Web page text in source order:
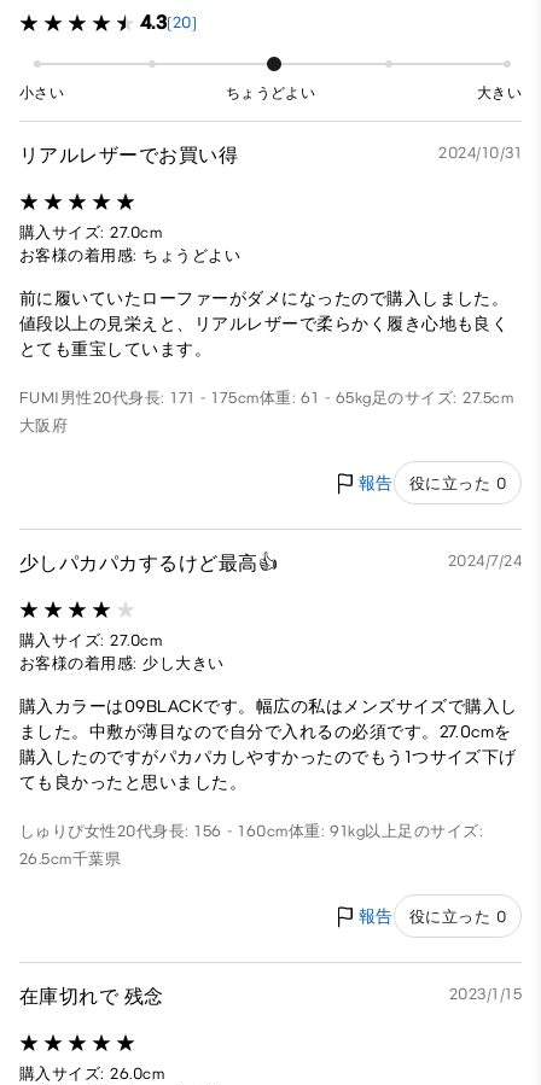
4.3(20)
小さい ちょうどよい 大きい
リアルレザーでお買い得 2024/10/31
購入サイズ: 27.0cm
お客様の着用感: ちょうどよい
前に履いていたローファーがダメになったので購入しました。
値段以上の見栄えと、リアルレザーで柔らかく履き心地も良く
とても重宝しています。
FUMI 男性20代身長: 171 - 175cm体重: 61 - 65kg足のサイズ: 27.5cm
大阪府
報告 役に立った 0
少しパカパカするけど最高👍 2024/7/24
購入サイズ: 27.0cm
お客様の着用感: 少し大きい
購入カラーは09BLACKです。幅広の私はメンズサイズで購入し
ました。中敷が薄目なので自分で入れるの必須です。27.0cmを
購入したのですがパカパカしやすかったのでもう1つサイズ下げ
ても良かったと思いました。
しゅりぴ女性20代身長: 156 - 160cm体重: 91kg以上足のサイズ:
26.5cm千葉県
報告 役に立った 0
在庫切れで 残念 2023/1/15
購入サイズ: 26.0cm